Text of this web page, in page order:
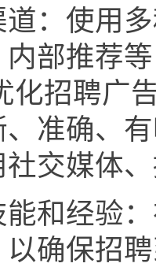
：使用
部推荐
化招聘广
准确、
交媒体
和经验
确保招